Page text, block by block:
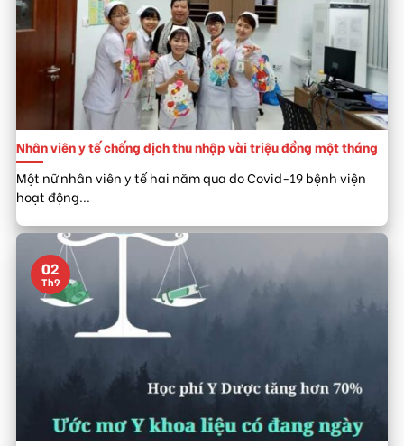
Nhân viên y tế chống dịch thu nhập vài triệu đồng một tháng
Một nữ nhân viên y tế hai năm qua do Covid-19 bệnh viện
hoạt động...
02
Th9